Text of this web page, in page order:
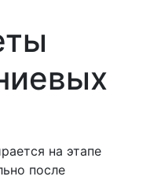
на этапе
после